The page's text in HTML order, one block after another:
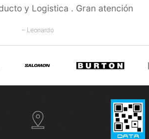
y Logistica . Gran atención
– Leonardo